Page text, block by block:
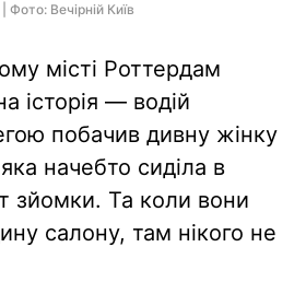
Вечірній Київ
місті Роттердам
історія — водій
побачив дивну жінку
начебто сиділа в
зйомки. Та коли вони
салону, там нікого не